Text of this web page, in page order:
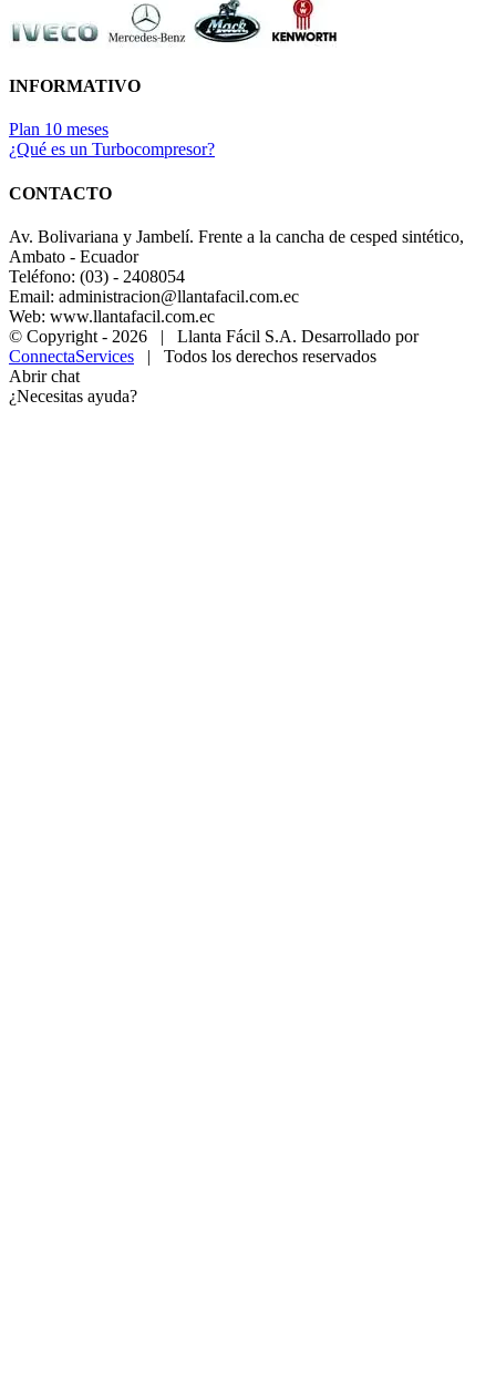
INFORMATIVO
Plan 10 meses
¿Qué es un Turbocompresor?
CONTACTO
Av. Bolivariana y Jambelí. Frente a la cancha de cesped sintético,
Ambato - Ecuador
Teléfono: (03) - 2408054
Email: administracion@llantafacil.com.ec
Web: www.llantafacil.com.ec
© Copyright - 2026 | Llanta Fácil S.A. Desarrollado por
ConnectaServices | Todos los derechos reservados
Abrir chat
¿Necesitas ayuda?